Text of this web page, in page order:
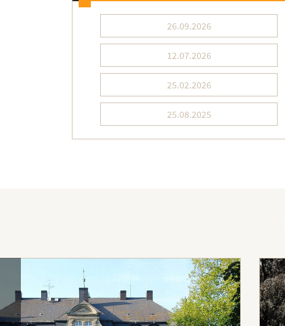
26.09.2026
12.07.2026
25.02.2026
25.08.2025